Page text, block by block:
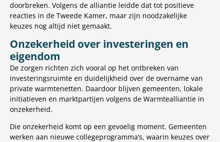
doorbreken. Volgens de alliantie leidde dat tot positieve
reacties in de Tweede Kamer, maar zijn noodzakelijke
keuzes nog altijd niet gemaakt.
Onzekerheid over investeringen en
eigendom
De zorgen richten zich vooral op het ontbreken van
investeringsruimte en duidelijkheid over de overname van
private warmtenetten. Daardoor blijven gemeenten, lokale
initiatieven en marktpartijen volgens de Warmtealliantie in
onzekerheid.
Die onzekerheid komt op een gevoelig moment. Gemeenten
werken aan nieuwe collegeprogramma’s, waarin keuzes over